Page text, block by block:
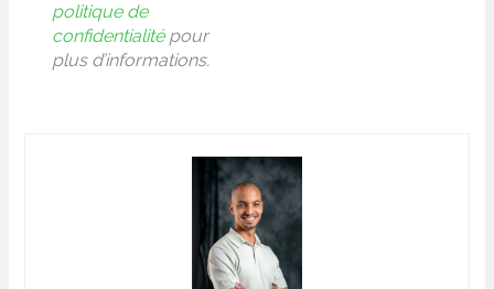
politique de
confidentialitépour
plus d’informations.